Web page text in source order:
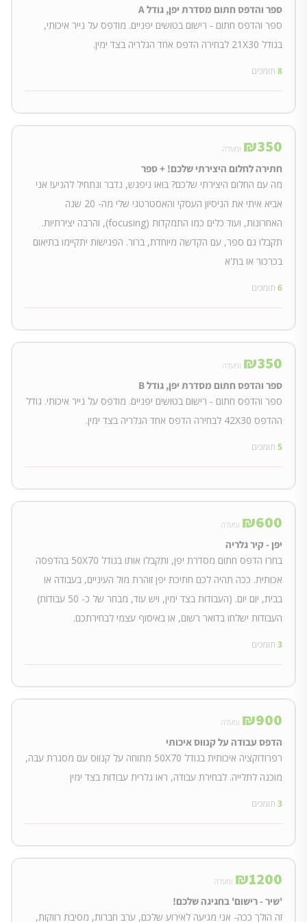
ספר והדפס חתום מסדרת יפן, גודל A
ספר והדפס חתום - רישום בטושים יפניים. מודפס על נייר איכותי,
בגודל 21X30 לבחירה הדפס אחד הגלריה בצד ימין.
8 תומכים
₪350 ומעלה
חתירה לחלום היצירתי שלכם! + ספר
מה עם החלום היצירתי שלכם? בואו ניפגש, נדבר ונתחיל להניע! אני
אביא איתי את הניסיון העסקי והאסטרטגי שלי מה- 20 שנה
האחרונות, ועוד כלים כמו התמקדות (focusing), והרבה יצירתיות.
תקבלו גם ספר, עם הקדשה מיוחדת, ברור. הפגישות יתקיימו בתיאום
בכרכור או בת'א
6 תומכים
₪350 ומעלה
ספר והדפס חתום מסדרת יפן, גודל B
ספר והדפס חתום - רישום בטושים יפניים. מודפס על נייר איכותי. גודל
ההדפס 42X30 לבחירה הדפס אחד הגלריה בצד ימין.
5 תומכים
₪600 ומעלה
יפן - קיר גלריה
בחרו הדפס חתום מסדרת יפן, ותקבלו אותו בגודל 50X70 בהדפסה
אכותית. ככה תהיה לכם חתיכת יפן זוהרת מול העיניים, בעבודה או
בבית, יום יום. (העבודות בצד ימין, ויש עוד, מבחר של כ- 50 עבודות)
העבודות ישלחו בדואר רשום, או באיסוף עצמי לבחירתכם.
3 תומכים
₪900 ומעלה
הדפס עבודה על קנווס איכותי
רפרודוקציה איכותית בגודל 50X70 מתוחה על קנווס עם מסגרת עבה,
מוכנה לתלייה. לבחירת עבודה, ראו גלרית עבודות בצד ימין
3 תומכים
₪1200 ומעלה
'שיר - רישום' בחגיגה שלכם!
זה הולך ככה- אני מגיעה לאירוע שלכם, ערב חברות, מסיבת רווקות,